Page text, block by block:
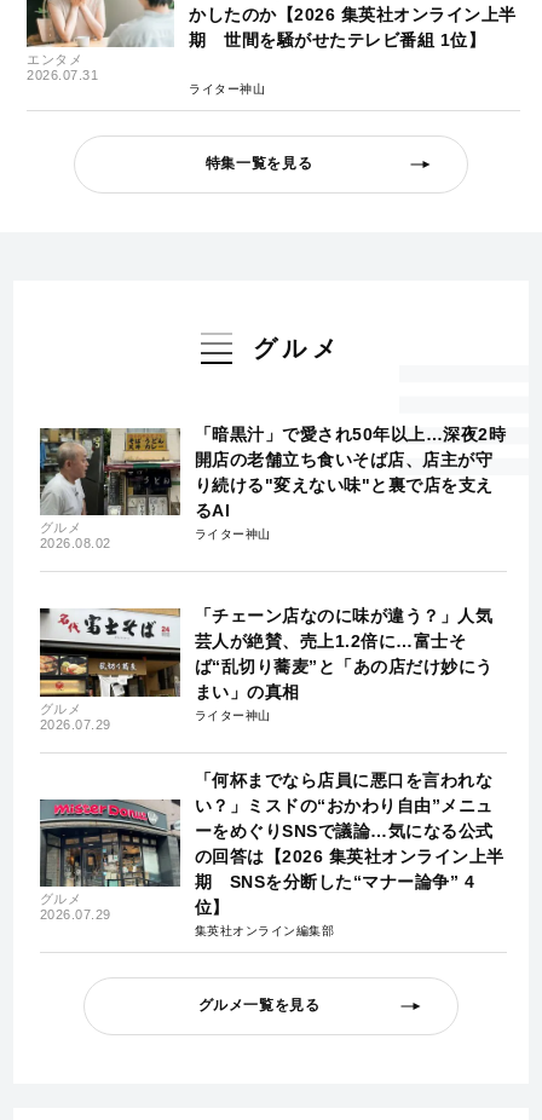
エンタメ
2026.07.31
かしたのか【2026 集英社オンライン上半
期 世間を騒がせたテレビ番組 1位】
ライター神山
特集一覧を見る
グルメ
グルメ
2026.08.02
「暗黒汁」で愛され50年以上…深夜2時
開店の老舗立ち食いそば店、店主が守
り続ける"変えない味"と裏で店を支え
るAI
ライター神山
グルメ
2026.07.29
「チェーン店なのに味が違う？」人気
芸人が絶賛、売上1.2倍に…富士そ
ば“乱切り蕎麦”と「あの店だけ妙にう
まい」の真相
ライター神山
グルメ
2026.07.29
「何杯までなら店員に悪口を言われな
い？」ミスドの“おかわり自由”メニュ
ーをめぐりSNSで議論…気になる公式
の回答は【2026 集英社オンライン上半
期 SNSを分断した“マナー論争” 4
位】
集英社オンライン編集部
グルメ一覧を見る